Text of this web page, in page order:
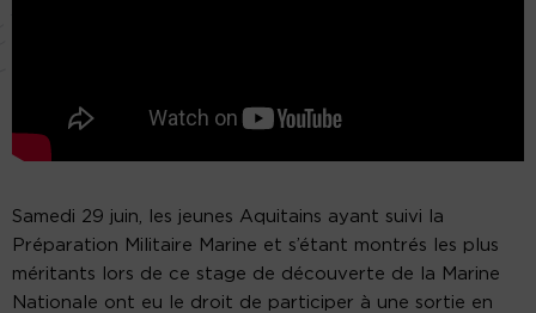
Samedi 29 juin, les jeunes Aquitains ayant suivi la
Préparation Militaire Marine et s’étant montrés les plus
méritants lors de ce stage de découverte de la Marine
Nationale ont eu le droit de participer à une sortie en